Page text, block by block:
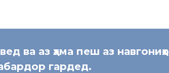
ва аз ҳама пеш аз навгониҳо
гардед.